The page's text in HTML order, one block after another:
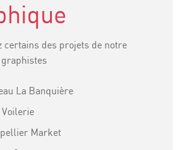
certains des projets de notre
La Banquière
Voilerie
Market